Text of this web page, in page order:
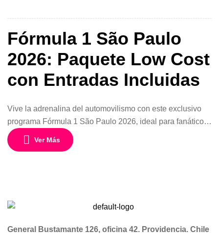
Fórmula 1 São Paulo
2026: Paquete Low Cost
con Entradas Incluidas
Vive la adrenalina del automovilismo con este exclusivo
programa Fórmula 1 São Paulo 2026, ideal para fanáticos
que buscan una experiencia completa a un precio
accesible. Disfruta del evento en vivo en el legendario
Ver Más
General Bustamante 126, oficina 42. Providencia. Chile